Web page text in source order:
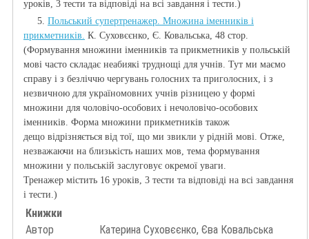
уроків, 3 тести та відповіді на всі завдання і тести.)
5. Польський супертренажер. Множина іменників і
прикметників. К. Суховєєнко, Є. Ковальська, 48 стор.
(Формування множини іменників та прикметників у польській
мові часто складає неабиякі труднощі для учнів. Тут ми маємо
справу і з безліччю чергувань голосних та приголосних, і з
незвичною для україномовних учнів різницею у формі
множини для чоловічо-особових і нечоловічо-особових
іменників. Форма множини прикметників також
дещо відрізняється від тої, що ми звикли у рідній мові. Отже,
незважаючи на близькість наших мов, тема формування
множини у польській заслуговує окремої уваги.
Тренажер містить 16 уроків, 3 тести та відповіді на всі завдання
і тести.)
Книжки
Автор
Катерина Суховєєнко, Єва Ковальська